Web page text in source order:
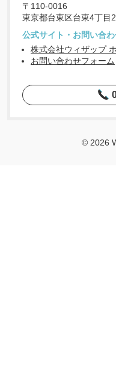
〒110-0016
東京都台東区台東4丁目
公式サイト・お問い合
株式会社ウィザップ
お問い合わせフォーム
© 2026